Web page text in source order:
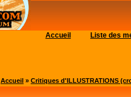
Accueil Liste des
Accueil » Critiques d'ILLUSTRATIONS